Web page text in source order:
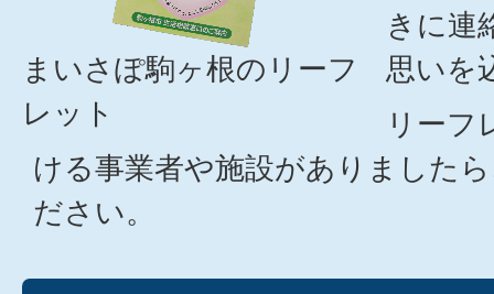
まいさぽ駒ヶ根のリーフ
レット
きに連
思いを
リーフ
ける事業者や施設がありました
ださい。